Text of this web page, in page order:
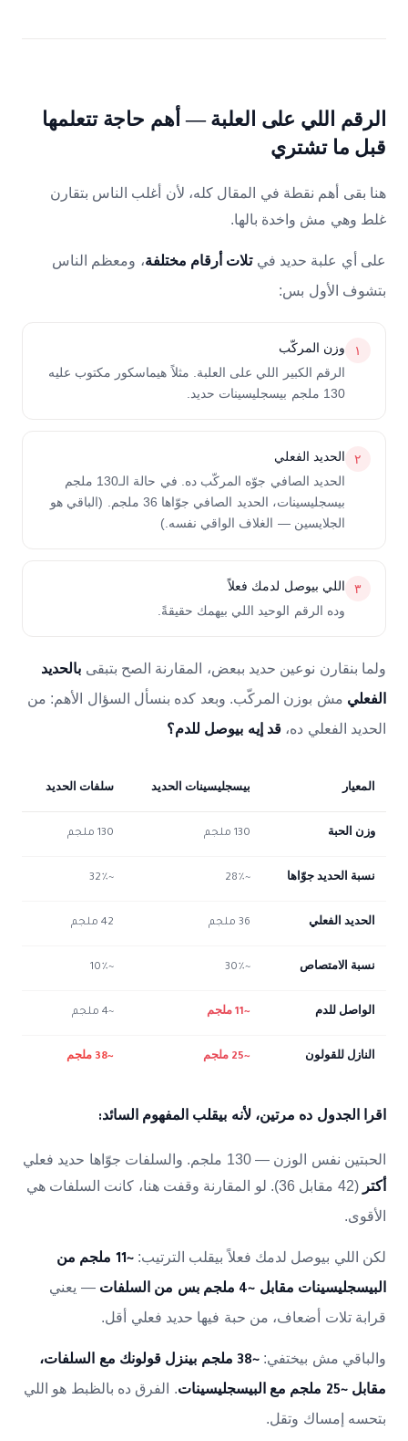
الرقم اللي على العلبة — أهم حاجة تتعلمها
قبل ما تشتري
هنا بقى أهم نقطة في المقال كله، لأن أغلب الناس بتقارن
غلط وهي مش واخدة بالها.
على أي علبة حديد فيتلات أرقام مختلفة، ومعظم الناس
بتشوف الأول بس:
١
وزن المركّب
الرقم الكبير اللي على العلبة. مثلاً هيماسكور مكتوب عليه
130 ملجم بيسجليسينات حديد.
٢
الحديد الفعلي
الحديد الصافي جوّه المركّب ده. في حالة الـ130 ملجم
بيسجليسينات، الحديد الصافي جوّاها 36 ملجم. (الباقي هو
الجلايسين — الغلاف الواقي نفسه.)
٣
اللي بيوصل لدمك فعلاً
وده الرقم الوحيد اللي بيهمك حقيقةً.
ولما بنقارن نوعين حديد ببعض، المقارنة الصح بتبقى بالحديد
الفعلي مش بوزن المركّب. وبعد كده بنسأل السؤال الأهم: من
الحديد الفعلي ده، قد إيه بيوصل للدم؟
المعيار بيسجليسينات الحديد سلفات الحديد
وزن الحبة 130 ملجم 130 ملجم
نسبة الحديد جوّاها ~28٪ ~32٪
الحديد الفعلي 36 ملجم 42 ملجم
نسبة الامتصاص ~30٪ ~10٪
الواصل للدم ~11 ملجم ~4 ملجم
النازل للقولون ~25 ملجم ~38 ملجم
اقرا الجدول ده مرتين، لأنه بيقلب المفهوم السائد:
الحبتين نفس الوزن — 130 ملجم. والسلفات جوّاها حديد فعلي
أكتر
(42 مقابل 36). لو المقارنة وقفت هنا، كانت السلفات هي
الأقوى.
لكن اللي بيوصل لدمك فعلاً بيقلب الترتيب: ~11 ملجم من
البيسجليسينات مقابل ~4 ملجم بس من السلفات
— يعني
قرابة تلات أضعاف، من حبة فيها حديد فعلي أقل.
والباقي مش بيختفي: ~38 ملجم بينزل قولونك مع السلفات،
مقابل ~25 ملجم مع البيسجليسينات
. الفرق ده بالظبط هو اللي
بتحسه إمساك وتقل.